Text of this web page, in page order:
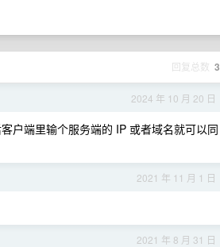
回复总数 3
2024 年 10 月 20 日
户端里输个服务端的 IP 或者域名就可以同
2021 年 11 月 1 日
2021 年 8 月 31 日